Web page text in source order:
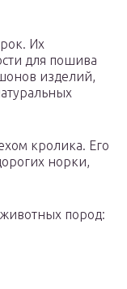
Их
для пошива
изделий,
кролика. Его
норки,
пород: